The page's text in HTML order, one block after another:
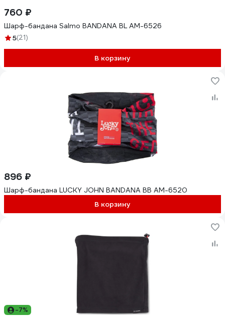
760 ₽
Шарф-бандана Salmo BANDANA BL AM-6526
5(21)
В корзину
896 ₽
Шарф-бандана LUCKY JOHN BANDANA BB AM-6520
В корзину
-7%